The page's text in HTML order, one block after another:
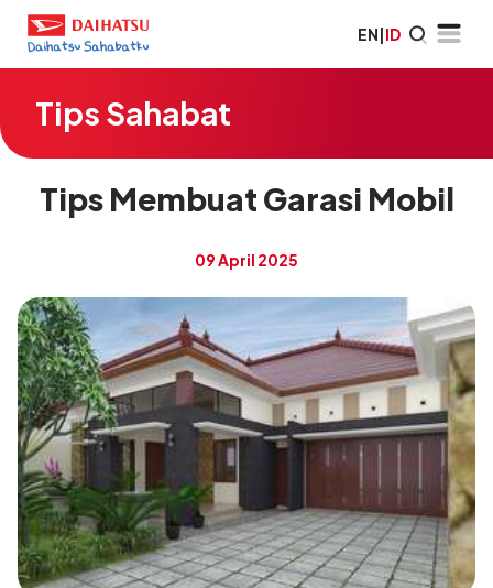
EN|ID
Tips Sahabat
Tips Membuat Garasi Mobil
09 April 2025